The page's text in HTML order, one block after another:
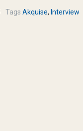
Tags Akquise, Interview